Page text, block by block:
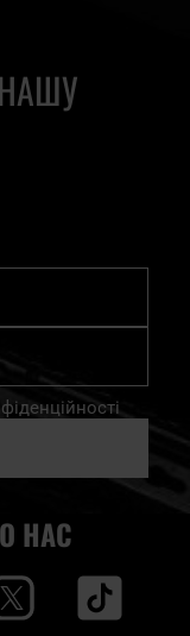
НАС